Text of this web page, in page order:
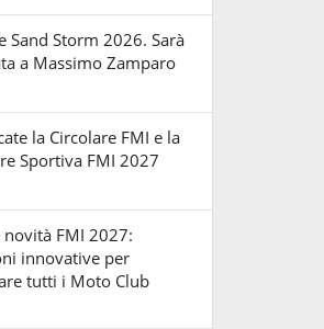
Sand Storm 2026. Sarà
a Massimo Zamparo
la Circolare FMI e la
Sportiva FMI 2027
novità FMI 2027:
innovative per
tutti i Moto Club